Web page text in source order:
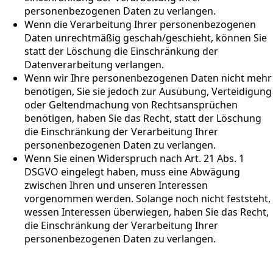
personenbezogenen Daten zu verlangen.
Wenn die Verarbeitung Ihrer personenbezogenen
Daten unrechtmäßig geschah/geschieht, können Sie
statt der Löschung die Einschränkung der
Datenverarbeitung verlangen.
Wenn wir Ihre personenbezogenen Daten nicht mehr
benötigen, Sie sie jedoch zur Ausübung, Verteidigung
oder Geltendmachung von Rechtsansprüchen
benötigen, haben Sie das Recht, statt der Löschung
die Einschränkung der Verarbeitung Ihrer
personenbezogenen Daten zu verlangen.
Wenn Sie einen Widerspruch nach Art. 21 Abs. 1
DSGVO eingelegt haben, muss eine Abwägung
zwischen Ihren und unseren Interessen
vorgenommen werden. Solange noch nicht feststeht,
wessen Interessen überwiegen, haben Sie das Recht,
die Einschränkung der Verarbeitung Ihrer
personenbezogenen Daten zu verlangen.